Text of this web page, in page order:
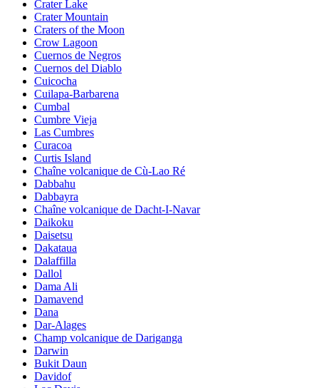
Crater Lake
Crater Mountain
Craters of the Moon
Crow Lagoon
Cuernos de Negros
Cuernos del Diablo
Cuicocha
Cuilapa-Barbarena
Cumbal
Cumbre Vieja
Las Cumbres
Curacoa
Curtis Island
Chaîne volcanique de Cù-Lao Ré
Dabbahu
Dabbayra
Chaîne volcanique de Dacht-I-Navar
Daikoku
Daisetsu
Dakataua
Dalaffilla
Dallol
Dama Ali
Damavend
Dana
Dar-Alages
Champ volcanique de Dariganga
Darwin
Bukit Daun
Davidof